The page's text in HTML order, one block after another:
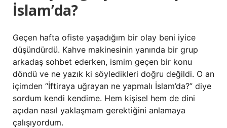
İslam’da?
Geçen hafta ofiste yaşadığım bir olay beni iyice
düşündürdü. Kahve makinesinin yanında bir grup
arkadaş sohbet ederken, ismim geçen bir konu
döndü ve ne yazık ki söyledikleri doğru değildi. O an
içimden “İftiraya uğrayan ne yapmalı İslam’da?” diye
sordum kendi kendime. Hem kişisel hem de dini
açıdan nasıl yaklaşmam gerektiğini anlamaya
çalışıyordum.